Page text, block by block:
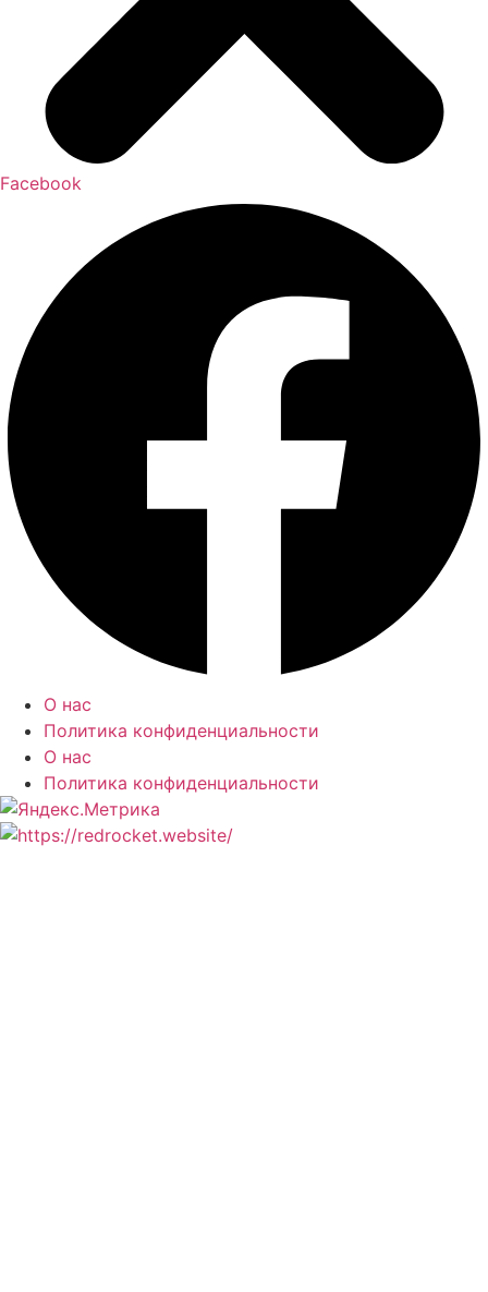
Facebook
О нас
Политика конфиденциальности
О нас
Политика конфиденциальности